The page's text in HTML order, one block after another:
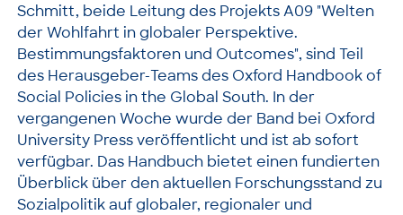
Schmitt, beide Leitung des Projekts A09 "Welten
der Wohlfahrt in globaler Perspektive.
Bestimmungsfaktoren und Outcomes", sind Teil
des Herausgeber-Teams des Oxford Handbook of
Social Policies in the Global South. In der
vergangenen Woche wurde der Band bei Oxford
University Press veröffentlicht und ist ab sofort
verfügbar. Das Handbuch bietet einen fundierten
Überblick über den aktuellen Forschungsstand zu
Sozialpolitik auf globaler, regionaler und